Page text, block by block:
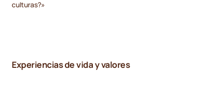
culturas?»
Experiencias de vida y valores